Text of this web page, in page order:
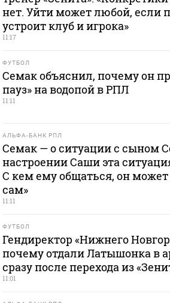
нет. Уйти может любой, если
устроит клуб и игрока»
11:17
ФУТБОЛ
Семак объяснил, почему он
пауз» на водопой в РПЛ
11:11
АЛЬФА-БАНК РПЛ
Семак — о ситуации с сыном
настроении Саши эта
С кем ему общаться, он
сам»
11:11
ФУТБОЛ
Гендиректор «Нижнего
почему отдали Латышонка в
сразу после перехода из
11:01